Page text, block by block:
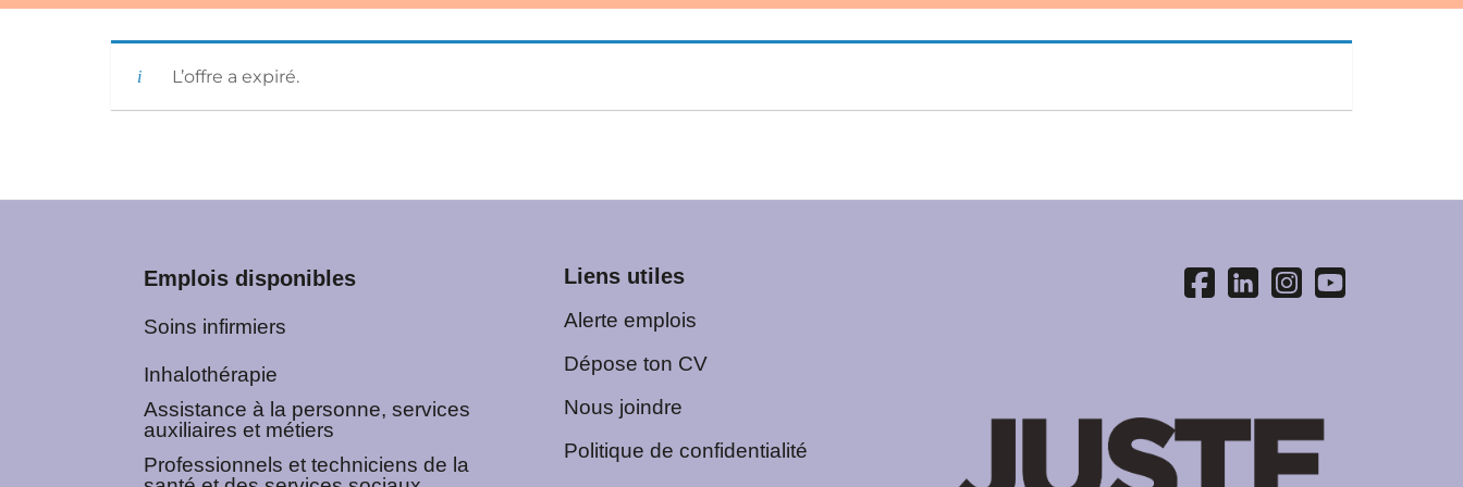
L’offre a expiré.
Emplois disponibles
Soins infirmiers
Inhalothérapie
Assistance à la personne, services
auxiliaires et métiers
Professionnels et techniciens de la
Liens utiles
Alerte emplois
Dépose ton CV
Nous joindre
Politique de confidentialité